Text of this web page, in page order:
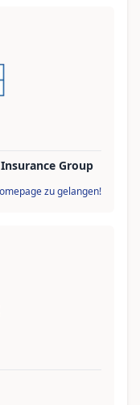
Group
zu gelangen!